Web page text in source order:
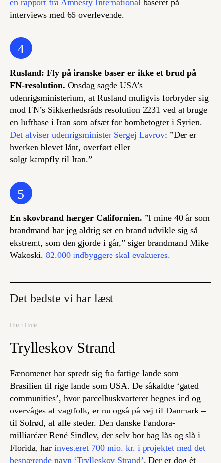
en rapport fra Amnesty International baseret på
interviews med 65 overlevende.
4
Rusland: Fly på iranske baser er ikke et brud på
FN-resolution. Onsdag sagde USA’s
udenrigsministerium, at Rusland muligvis forbryder sig
mod FN’s Sikkerhedsråds resolution 2231 ved at bruge
en luftbase i Iran som afsæt for bombetogter i Syrien.
Det afviser udenrigsminister Sergej Lavrov: ”Der er
hverken blevet lånt, overført eller
solgt kampfly til Iran.”
5
En skovbrand hærger Californien. ”I mine 40 år som
brandmand har jeg aldrig set en brand udvikle sig så
ekstremt, som den gjorde i går,” siger brandmand Mike
Wakoski. 82.000 indbyggere skal evakueres.
Det bedste vi har læst
Hus i Holte
Trylleskov Strand
Fænomenet har spredt sig fra fattige lande som
Brasilien til rige lande som USA. De såkaldte ‘gated
communities’, hvor parcelhuskvarterer hegnes ind og
overvåges af vagtfolk, er nu også på vej til Danmark –
til Solrød, af alle steder. Den danske Pandora-
milliardær René Sindlev, der selv bor bag lås og slå i
Florida, har investeret 700 mio. kr. i projektet med det
besnærende navn ‘Trylleskov Strand’. Der er dog ét